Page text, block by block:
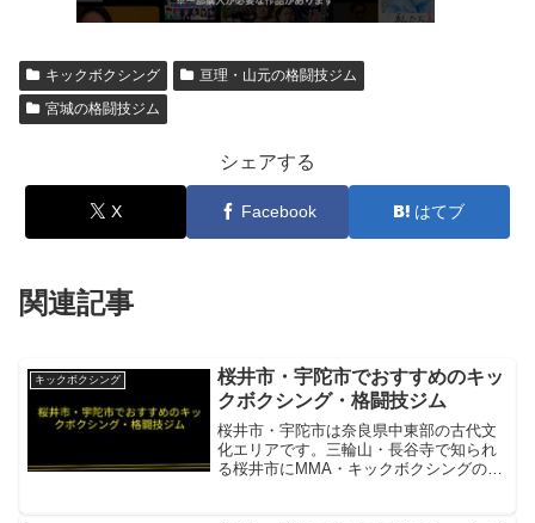
キックボクシング
亘理・山元の格闘技ジム
宮城の格闘技ジム
シェアする
X Facebook はてブ
関連記事
キックボクシング
桜井市・宇陀市でおすすめのキッ
クボクシング・格闘技ジム
桜井市・宇陀市は奈良県中東部の古代文
化エリアです。三輪山・長谷寺で知られ
る桜井市にMMA・キックボクシングの本